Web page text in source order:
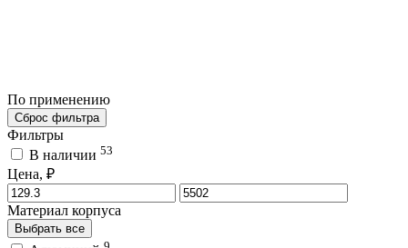
По применению
Сброс фильтра
Фильтры
В наличии 53
Цена, ₽
Материал корпуса
Выбрать все
9